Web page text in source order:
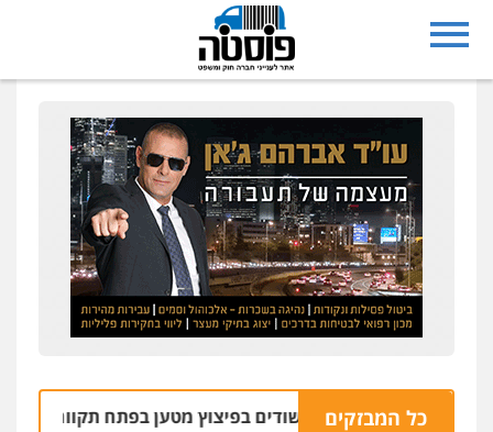
כל המבזקים
ושחררה שני חשודים בפיצוץ מטען בפתח תקווה 06.08 | 09:06